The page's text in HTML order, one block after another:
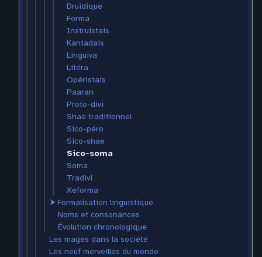
Druidique
Forma
Instruistais
Kantadais
Linguiva
Litéra
Opéristais
Paaran
Proto-divi
Shae traditionnel
Sico-péro
Sico-shae
Sico-soma
Soma
Tradivi
Xeforma
⮞Formalisation linguistique
Noms et consonances
Évolution chronologique
Les mages dans la société
Les neuf merveilles du monde